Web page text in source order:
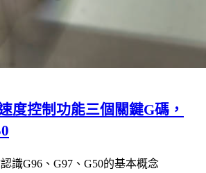
度控制功能三個關鍵G碼，
識G96、G97、G50的基本概念